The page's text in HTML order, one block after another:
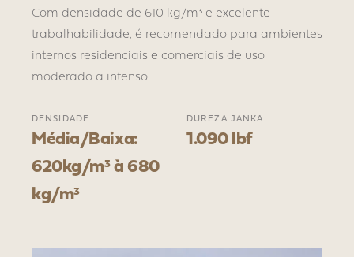
Com densidade de 610 kg/m³ e excelente
trabalhabilidade, é recomendado para ambientes
internos residenciais e comerciais de uso
moderado a intenso.
DENSIDADE
Média/Baixa:
620kg/m³ à 680
kg/m³
DUREZA JANKA
1.090 lbf